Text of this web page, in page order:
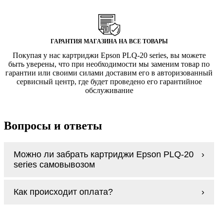
ГАРАНТИЯ МАГАЗИНА НА ВСЕ ТОВАРЫ
Покупая у нас картриджи Epson PLQ-20 series, вы можете
быть уверены, что при необходимости мы заменим товар по
гарантии или своими силами доставим его в авторизованный
сервисный центр, где будет проведено его гарантийное
обслуживание
Вопросы и ответы
Можно ли забрать картриджи Epson PLQ-20
series самовывозом
доставим заказ и сделаем это бесплатно
Как происходит оплата?